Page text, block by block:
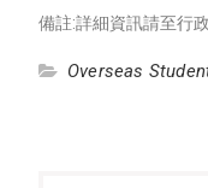
備註:詳細資訊請至行
Overseas